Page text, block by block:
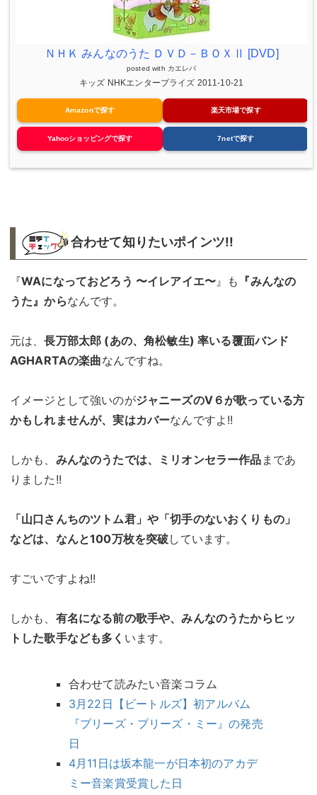
ＮＨＫ みんなのうた ＤＶＤ－ＢＯＸⅡ [DVD]
posted with カエレバ
キッズ NHKエンタープライズ 2011-10-21
Amazonで探す 楽天市場で探す
Yahooショッピングで探す 7netで探す
合わせて知りたいポインツ!!︎
『WAになっておどろう 〜イレアイエ〜 』も 『みんなの
うた』からなんです。
元は、長万部太郎 (あの、角松敏生) 率いる覆面バンド
AGHARTAの楽曲なんですね。
イメージとして強いのがジャニーズのV６が歌っている方
かもしれませんが、実はカバーなんですよ!!
しかも、 みんなのうたでは、ミリオンセラー作品 まであ
りました!!
「山口さんちのツトム君」や「切手のないおくりもの」
などは、なんと100万枚を突破しています。
すごいですよね!!
しかも、 有名になる前の歌手や、みんなのうたからヒッ
トした歌手なども多く います。
合わせて読みたい音楽コラム
3月22日【ビートルズ】初アルバム
『プリーズ・プリーズ・ミー』の発売
日
4月11日は坂本龍一が日本初のアカデ
ミー音楽賞受賞した日